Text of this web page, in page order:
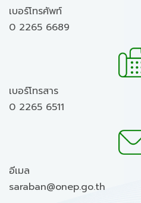
เบอร์โทรศัพท์
0 2265 6689
เบอร์โทรสาร
0 2265 6511
อีเมล
saraban@onep.go.th